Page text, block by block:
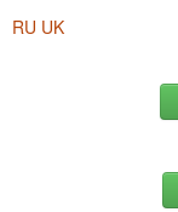
RU UK